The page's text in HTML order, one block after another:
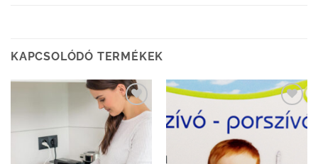
KAPCSOLÓDÓ TERMÉKEK
Kedvenceimhez
adom
Kedvenceimhez
adom